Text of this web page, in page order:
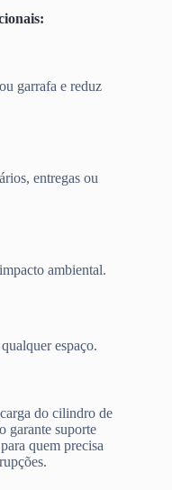
garrafa e reduz
entregas ou
ambiental.
espaço.
do cilindro de
garante suporte
quem precisa